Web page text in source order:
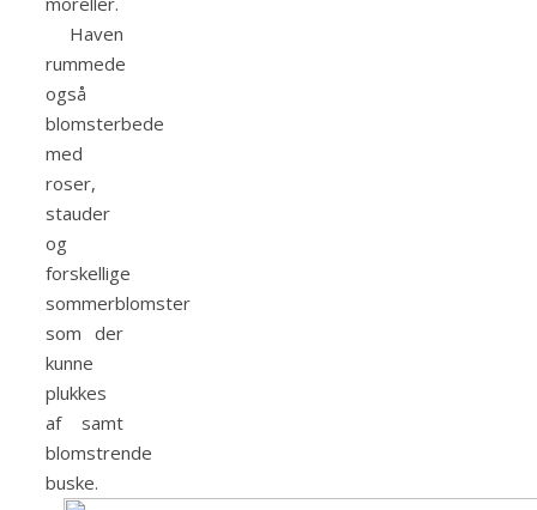
Haven
rummede
også
blomsterbede
med
roser,
stauder
og
forskellige
sommerblomster
som der
kunne
plukkes
af samt
blomstrende
buske.